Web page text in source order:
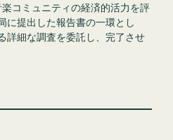
コミュニティの経済的活力を評
に提出した報告書の一環とし
詳細な調査を委託し、完了させ